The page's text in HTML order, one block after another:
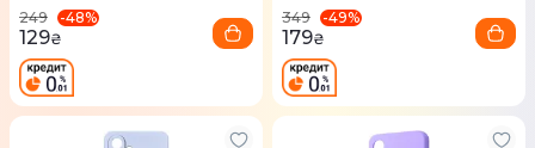
249
-48%
129₴
349
-49%
179₴